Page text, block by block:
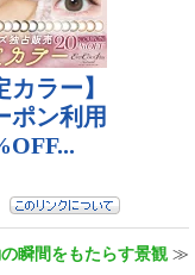
瞬間をもたらす景観≫